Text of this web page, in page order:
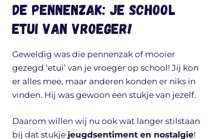
De pennenzak: je school
etui van vroeger!
Geweldig was die pennenzak of mooier
gezegd ‘etui’ van je vroeger op school! Jij kon
er alles mee, maar anderen konden er niks in
vinden. Hij was gewoon een stukje van jezelf.
Daarom willen wij nu ook wat langer stilstaan
bij dat stukje jeugdsentiment en nostalgie!